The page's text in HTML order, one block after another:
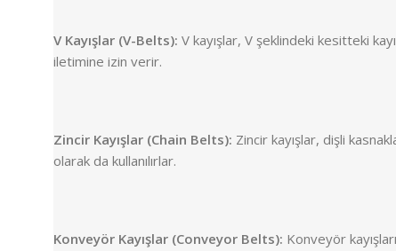
V Kayışlar (V-Belts): V kayışlar, V şeklindeki kesitteki
iletimine izin verir.
Zincir Kayışlar (Chain Belts): Zincir kayışlar, dişli
olarak da kullanılırlar.
Konveyör Kayışlar (Conveyor Belts): Konveyör